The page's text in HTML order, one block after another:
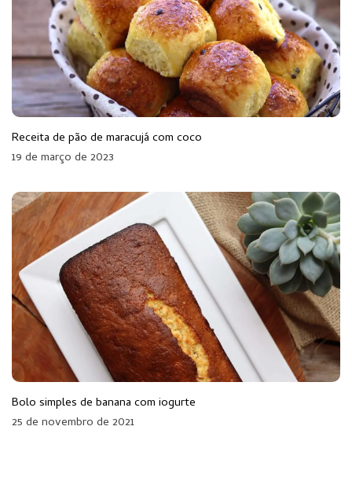
Receita de pão de maracujá com coco
19 de março de 2023
Bolo simples de banana com iogurte
25 de novembro de 2021